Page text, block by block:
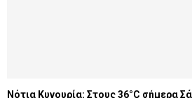
Νότια Κυνουρία: Στους 36°C σήμερα